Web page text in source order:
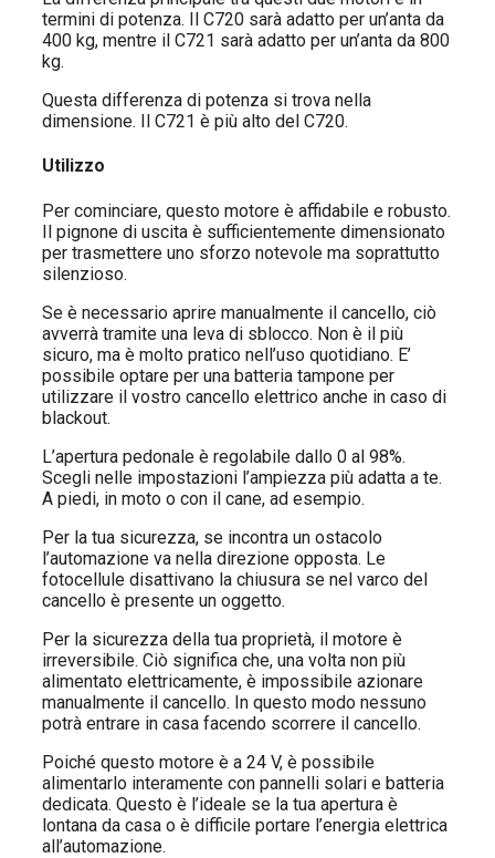
termini di potenza. Il C720 sarà adatto per un’anta da
400 kg, mentre il C721 sarà adatto per un’anta da 800
kg.
Questa differenza di potenza si trova nella
dimensione. Il C721 è più alto del C720.
Utilizzo
Per cominciare, questo motore è affidabile e robusto.
Il pignone di uscita è sufficientemente dimensionato
per trasmettere uno sforzo notevole ma soprattutto
silenzioso.
Se è necessario aprire manualmente il cancello, ciò
avverrà tramite una leva di sblocco. Non è il più
sicuro, ma è molto pratico nell’uso quotidiano. E’
possibile optare per una batteria tampone per
utilizzare il vostro cancello elettrico anche in caso di
blackout.
L’apertura pedonale è regolabile dallo 0 al 98%.
Scegli nelle impostazioni l’ampiezza più adatta a te.
A piedi, in moto o con il cane, ad esempio.
Per la tua sicurezza, se incontra un ostacolo
l’automazione va nella direzione opposta. Le
fotocellule disattivano la chiusura se nel varco del
cancello è presente un oggetto.
Per la sicurezza della tua proprietà, il motore è
irreversibile. Ciò significa che, una volta non più
alimentato elettricamente, è impossibile azionare
manualmente il cancello. In questo modo nessuno
potrà entrare in casa facendo scorrere il cancello.
Poiché questo motore è a 24 V, è possibile
alimentarlo interamente con pannelli solari e batteria
dedicata. Questo è l’ideale se la tua apertura è
lontana da casa o è difficile portare l’energia elettrica
all’automazione.